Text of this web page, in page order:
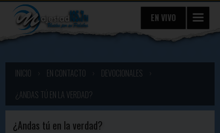
EN VIVO
INICIO EN CONTACTO DEVOCIONALES
¿ANDAS TÚ EN LA VERDAD?
¿Andas tú en la verdad?